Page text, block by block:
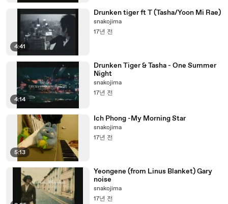
4:41
Drunken tiger ft T (Tasha/Yoon Mi Rae)
snakojima
17년 전
4:14
Drunken Tiger & Tasha - One Summer
Night
snakojima
17년 전
5:13
Ich Phong -My Morning Star
snakojima
17년 전
Yeongene (from Linus Blanket) Gary
noise
snakojima
17년 전